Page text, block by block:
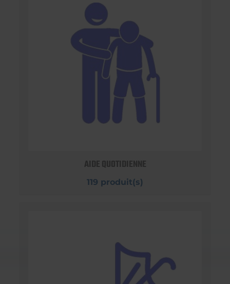
AIDE QUOTIDIENNE
119 produit(s)